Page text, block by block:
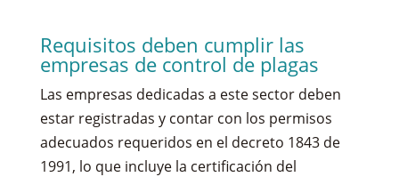
Requisitos deben cumplir las
empresas de control de plagas
Las empresas dedicadas a este sector deben
estar registradas y contar con los permisos
adecuados requeridos en el decreto 1843 de
1991, lo que incluye la certificación del